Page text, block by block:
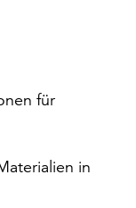
für
in